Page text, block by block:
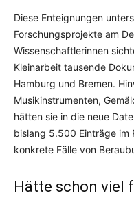
Diese Enteignungen
Forschungsprojekte am
Wissenschaftlerinnen
Kleinarbeit tausende
Hamburg und Bremen.
Musikinstrumenten,
hätten sie in die neue
bislang 5.500 Einträge im
konkrete Fälle von
Hätte schon viel